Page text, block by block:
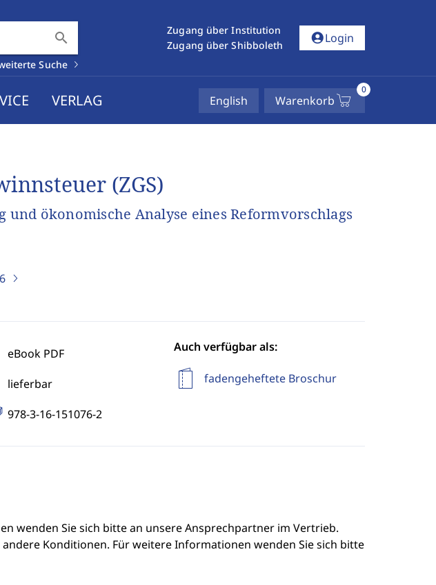
search
Suche
Zugang über Institution
Zugang über Shibboleth
account_circleLogin
VERLAG English Warenkorb
0
(ZGS)
und ökonomische Analyse eines Reformvorschlags
eBook PDF
lieferbar
978-3-16-151076-2
Auch verfügbar als:
fadengeheftete Broschur
wenden Sie sich bitte an unsere Ansprechpartner im Vertrieb.
Konditionen. Für weitere Informationen wenden Sie sich bitte